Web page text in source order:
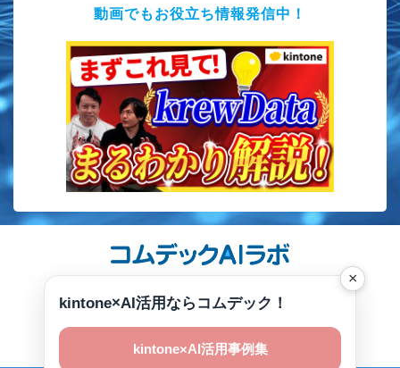
動画でもお役立ち情報発信中！
プライバシーポリシー
×
kintone×AI活用ならコムデック！
kintone×AI活用事例集